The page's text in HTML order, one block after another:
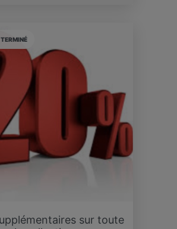
TERMINÉ
sur toute